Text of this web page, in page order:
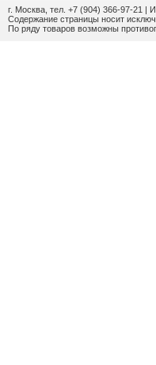
г. Москва, тел. +7 (904) 366-97-21 |
Содержание страницы носит
По ряду товаров возможны